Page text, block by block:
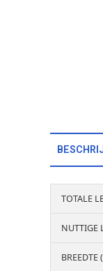
TOTALE
NUTTIGE
BREEDTE